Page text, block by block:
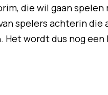
die wil gaan
spelers achterin
Het wordt dus nog een